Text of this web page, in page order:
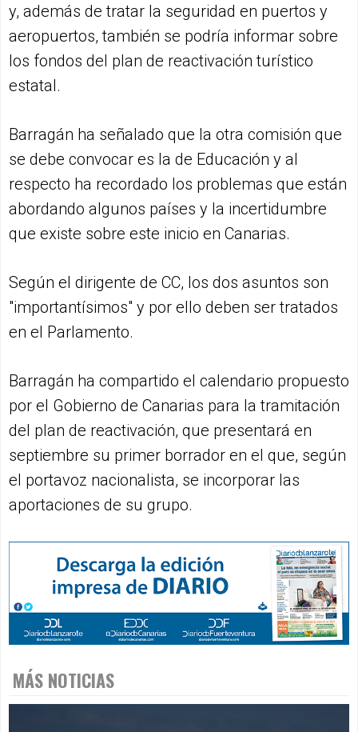
y, además de tratar la seguridad en puertos y
aeropuertos, también se podría informar sobre
los fondos del plan de reactivación turístico
estatal.
Barragán ha señalado que la otra comisión que
se debe convocar es la de Educación y al
respecto ha recordado los problemas que están
abordando algunos países y la incertidumbre
que existe sobre este inicio en Canarias.
Según el dirigente de CC, los dos asuntos son
"importantísimos" y por ello deben ser tratados
en el Parlamento.
Barragán ha compartido el calendario propuesto
por el Gobierno de Canarias para la tramitación
del plan de reactivación, que presentará en
septiembre su primer borrador en el que, según
el portavoz nacionalista, se incorporar las
aportaciones de su grupo.
MÁS NOTICIAS